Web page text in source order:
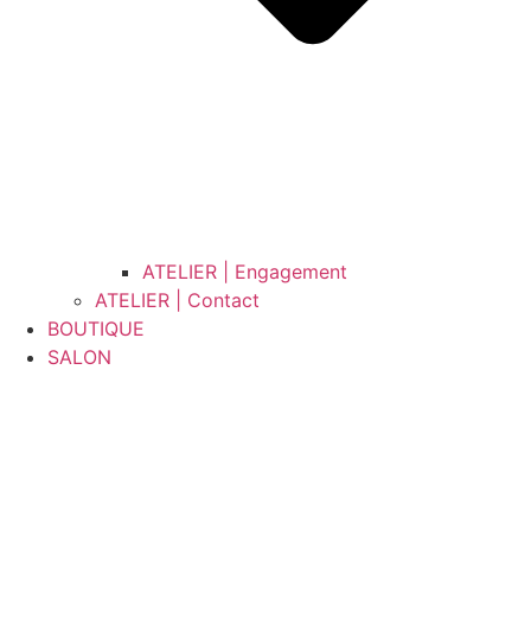
ATELIER | Engagement
ATELIER | Contact
BOUTIQUE
SALON